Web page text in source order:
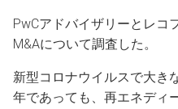
PwCアドバイザリーとレコ
M&Aについて調査した。
新型コロナウイルスで大き
年であっても、再エネディ